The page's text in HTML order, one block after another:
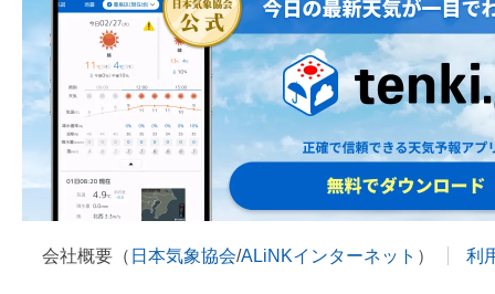
会社概要（ 日本気象協会/ALiNKインターネット ） 利